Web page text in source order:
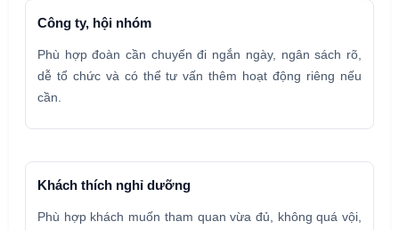
Công ty, hội nhóm
Phù hợp đoàn cần chuyến đi ngắn ngày, ngân sách rõ,
dễ tổ chức và có thể tư vấn thêm hoạt động riêng nếu
cần.
Khách thích nghỉ dưỡng
Phù hợp khách muốn tham quan vừa đủ, không quá vội,